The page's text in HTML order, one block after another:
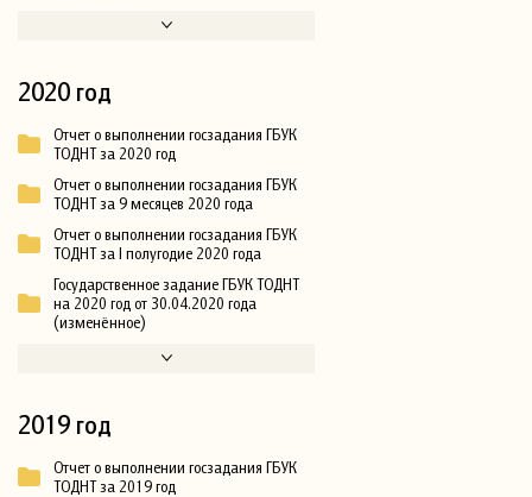
2020 год
Отчет о выполнении госзадания ГБУК
ТОДНТ за 2020 год
Отчет о выполнении госзадания ГБУК
ТОДНТ за 9 месяцев 2020 года
Отчет о выполнении госзадания ГБУК
ТОДНТ за I полугодие 2020 года
Государственное задание ГБУК ТОДНТ
на 2020 год от 30.04.2020 года
(изменённое)
2019 год
Отчет о выполнении госзадания ГБУК
ТОДНТ за 2019 год